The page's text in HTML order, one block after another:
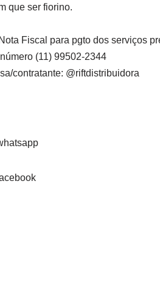
que ser fiorino.
Fiscal para pgto dos serviços
(11) 99502-2344
contratante: @riftdistribuidora